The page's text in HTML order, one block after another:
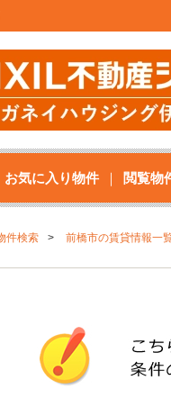
お気に入り物件 閲覧物
件検索 前橋市の賃貸情報一